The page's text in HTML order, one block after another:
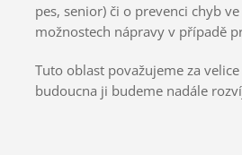
pes, senior) či o prevenci chyb
možnostech nápravy v případě
Tuto oblast považujeme za
budoucna ji budeme nadále